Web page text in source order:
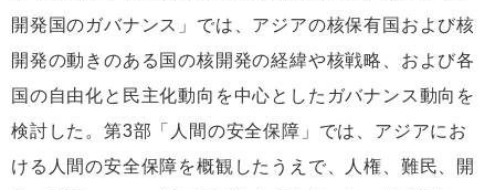
開発国のガバナンス」では、アジアの核保有国および核
開発の動きのある国の核開発の経緯や核戦略、および各
国の自由化と民主化動向を中心としたガバナンス動向を
検討した。第3部「人間の安全保障」では、アジアにお
ける人間の安全保障を概観したうえで、人権、難民、開